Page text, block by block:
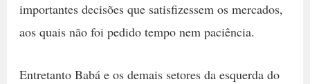
importantes decisões que satisfizessem os mercados,
aos quais não foi pedido tempo nem paciência.
Entretanto Babá e os demais setores da esquerda do